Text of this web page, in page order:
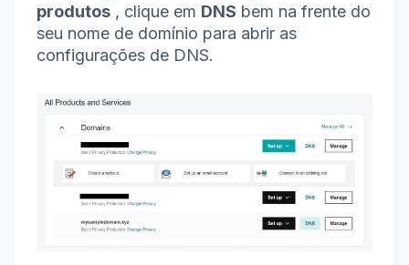
produtos , clique em DNS bem na frente do
seu nome de domínio para abrir as
configurações de DNS.